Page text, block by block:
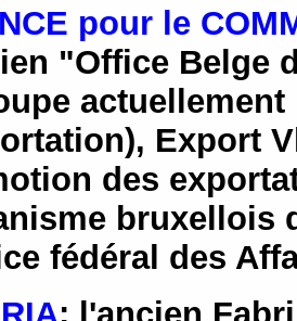
pour le
"Office Belge
Export
des
bruxellois
fédéral des